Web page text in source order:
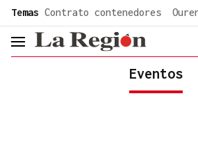
Temas Contrato contenedores
header.menu.open
Eventos